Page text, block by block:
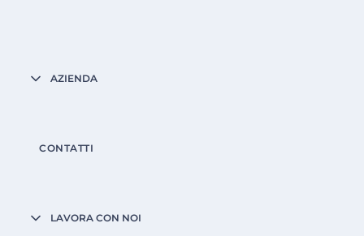
AZIENDA
CONTATTI
LAVORA CON NOI